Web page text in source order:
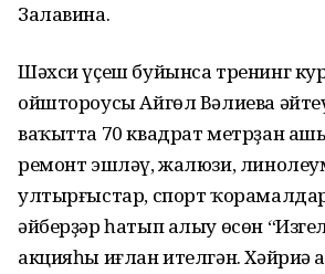
Залавина.
Шәхси үҫеш буйынса тренинг
ойштороусы Айгөл Вәлиева
ваҡытта 70 квадрат метрҙан
ремонт эшләү, жалюзи,
ултырғыстар, спорт
әйберҙәр һатып алыу өсөн
акцияһы иғлан ителгән. Хәйриә